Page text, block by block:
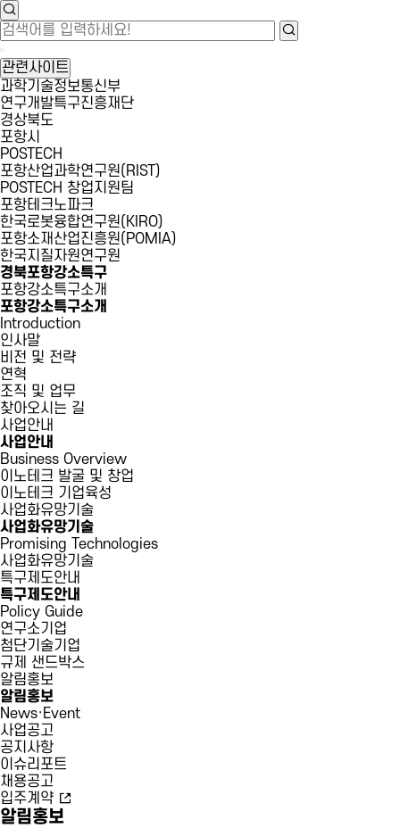
관련사이트
과학기술정보통신부
연구개발특구진흥재단
경상북도
포항시
POSTECH
포항산업과학연구원(RIST)
POSTECH 창업지원팀
포항테크노파크
한국로봇융합연구원(KIRO)
포항소재산업진흥원(POMIA)
한국지질자원연구원
경북포항강소특구
포항강소특구소개
포항강소특구소개
Introduction
인사말
비전 및 전략
연혁
조직 및 업무
찾아오시는 길
사업안내
사업안내
Business Overview
이노테크 발굴 및 창업
이노테크 기업육성
사업화유망기술
사업화유망기술
Promising Technologies
사업화유망기술
특구제도안내
특구제도안내
Policy Guide
연구소기업
첨단기술기업
규제 샌드박스
알림홍보
알림홍보
News·Event
사업공고
공지사항
이슈리포트
채용공고
입주계약
알림홍보